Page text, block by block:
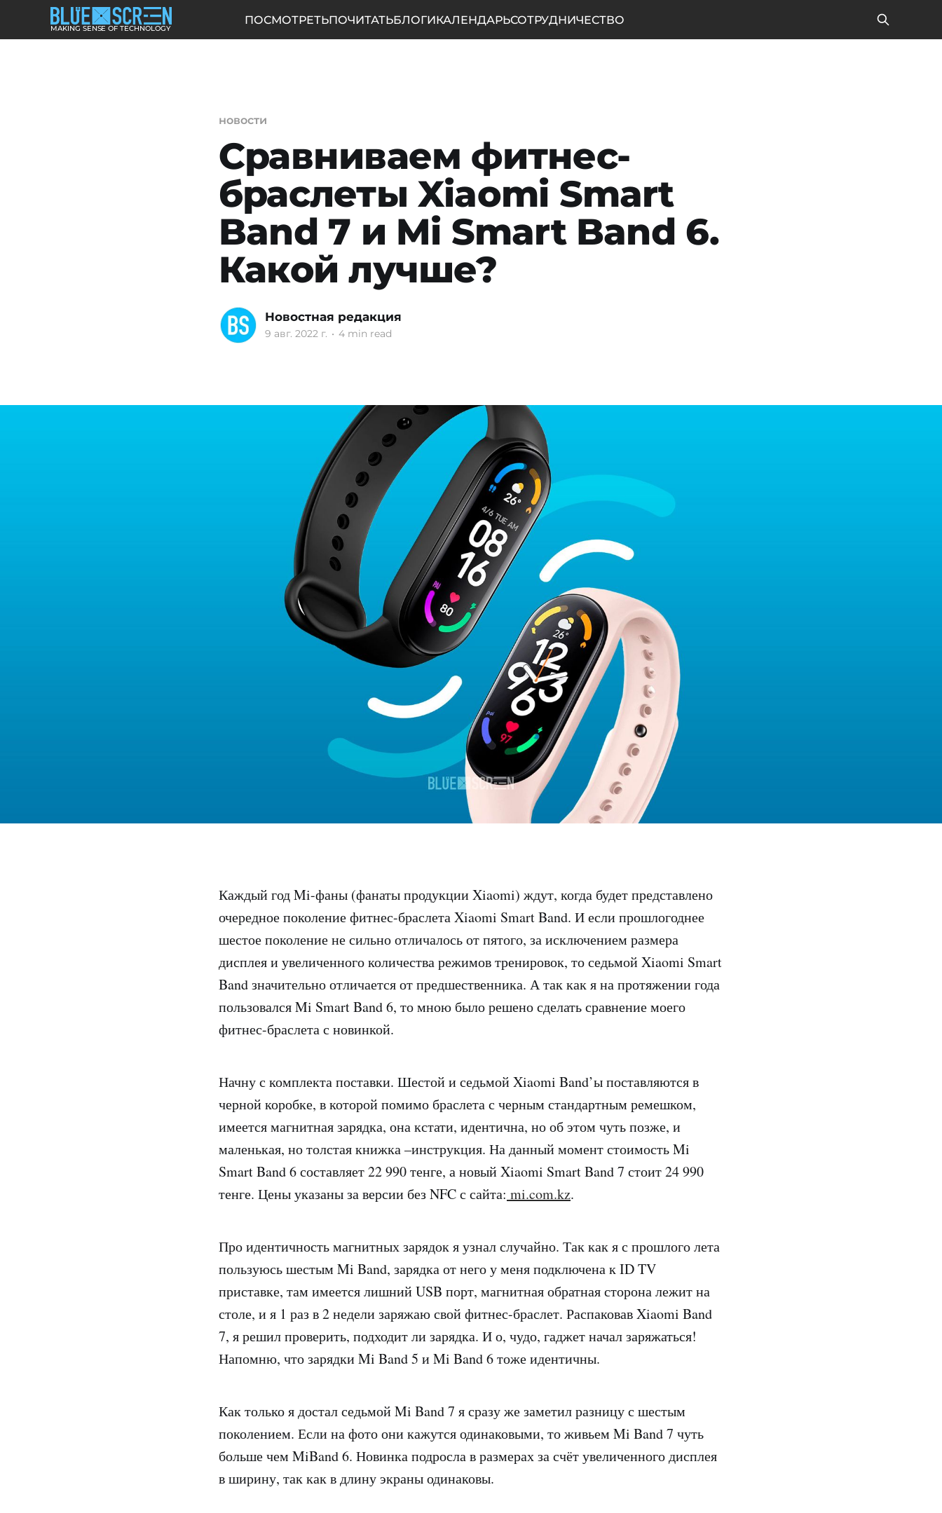
MAKING SENSE OF TECHNOLOGY
ПОСМОТРЕТЬПОЧИТАТЬБЛОГИКАЛЕНДАРЬСОТРУДНИЧЕСТВО
новости
Сравниваем фитнес-
браслеты Xiaomi Smart
Band 7 и Mi Smart Band 6.
Какой лучше?
Новостная редакция
9 авг. 2022 г. • 4 min read
Каждый год Mi-фаны (фанаты продукции Xiaomi) ждут, когда будет представлено
очередное поколение фитнес-браслета Xiaomi Smart Band. И если прошлогоднее
шестое поколение не сильно отличалось от пятого, за исключением размера
дисплея и увеличенного количества режимов тренировок, то седьмой Xiaomi Smart
Band значительно отличается от предшественника. А так как я на протяжении года
пользовался Mi Smart Band 6, то мною было решено сделать сравнение моего
фитнес-браслета с новинкой.
Начну с комплекта поставки. Шестой и седьмой Xiaomi Band’ы поставляются в
черной коробке, в которой помимо браслета с черным стандартным ремешком,
имеется магнитная зарядка, она кстати, идентична, но об этом чуть позже, и
маленькая, но толстая книжка –инструкция. На данный момент стоимость Mi
Smart Band 6 составляет 22 990 тенге, а новый Xiaomi Smart Band 7 стоит 24 990
тенге. Цены указаны за версии без NFC с сайта: mi.com.kz.
Про идентичность магнитных зарядок я узнал случайно. Так как я с прошлого лета
пользуюсь шестым Mi Band, зарядка от него у меня подключена к ID TV
приставке, там имеется лишний USB порт, магнитная обратная сторона лежит на
столе, и я 1 раз в 2 недели заряжаю свой фитнес-браслет. Распаковав Xiaomi Band
7, я решил проверить, подходит ли зарядка. И о, чудо, гаджет начал заряжаться!
Напомню, что зарядки Mi Band 5 и Mi Band 6 тоже идентичны.
Как только я достал седьмой Mi Band 7 я сразу же заметил разницу с шестым
поколением. Если на фото они кажутся одинаковыми, то живьем Mi Band 7 чуть
больше чем MiBand 6. Новинка подросла в размерах за счёт увеличенного дисплея
в ширину, так как в длину экраны одинаковы.